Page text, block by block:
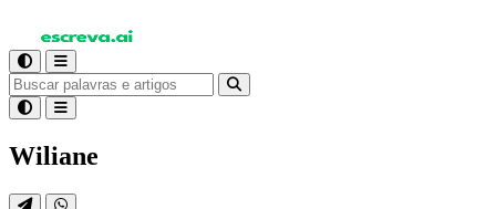
Wiliane